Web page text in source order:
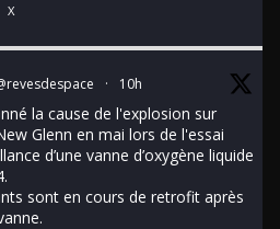
X
· 10h
la cause de l'explosion sur
Glenn en mai lors de l'essai
d’une vanne d’oxygène liquide
sont en cours de retrofit après